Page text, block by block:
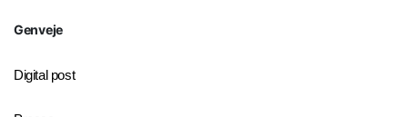
Genveje
Digital post